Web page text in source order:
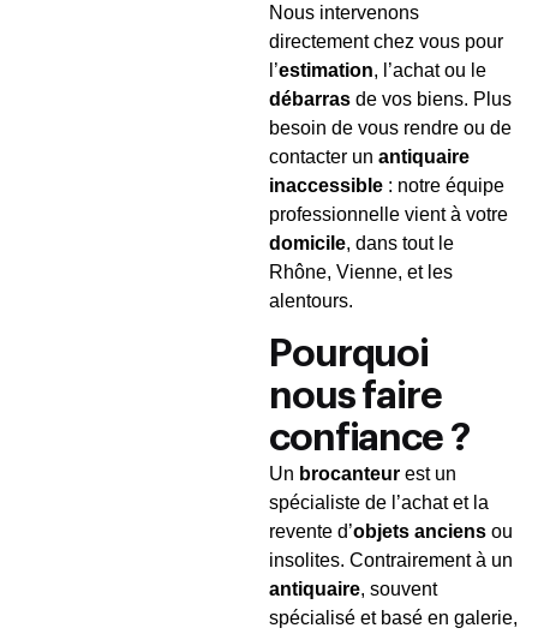
Nous intervenons
directement chez vous pour
l’estimation, l’achat ou le
débarras de vos biens. Plus
besoin de vous rendre ou de
contacter un antiquaire
inaccessible : notre équipe
professionnelle vient à votre
domicile, dans tout le
Rhône, Vienne, et les
alentours.
Pourquoi
nous faire
confiance ?
Un brocanteur est un
spécialiste de l’achat et la
revente d’objets anciens ou
insolites. Contrairement à un
antiquaire, souvent
spécialisé et basé en galerie,